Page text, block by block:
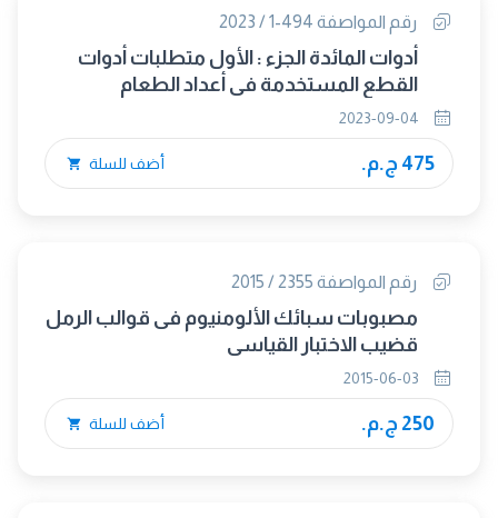
رقم المواصفة 494-1 / 2023
أدوات المائدة الجزء : الأول متطلبات أدوات
القطع المستخدمة فى أعداد الطعام
475 ج.م. أضف للسلة
رقم المواصفة 2355 / 2015
مصبوبات سبائك الألومنيوم فى قوالب الرمل
قضيب الاختبار القياسى
250 ج.م. أضف للسلة